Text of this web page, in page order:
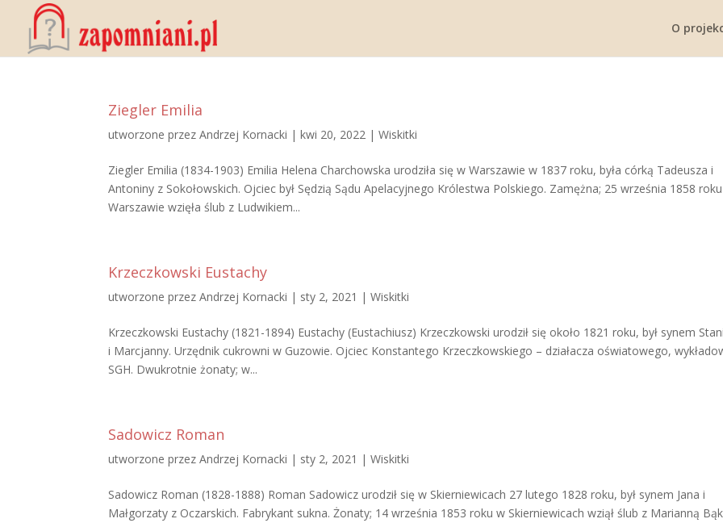
O
Ziegler Emilia
utworzone przezAndrzej Kornacki |kwi 20, 2022 |Wiskitki
Ziegler Emilia (1834-1903) Emilia Helena Charchowska urodziła się w Warszawie w 1837 roku, była córką Tadeusza i
Antoniny z Sokołowskich. Ojciec był Sędzią Sądu Apelacyjnego Królestwa Polskiego. Zamężna; 25 września 1858
Warszawie wzięła ślub z Ludwikiem...
Krzeczkowski Eustachy
utworzone przezAndrzej Kornacki | sty 2, 2021 |Wiskitki
Krzeczkowski Eustachy (1821-1894) Eustachy (Eustachiusz) Krzeczkowski urodził się około 1821 roku, był synem
i Marcjanny. Urzędnik cukrowni w Guzowie. Ojciec Konstantego Krzeczkowskiego – działacza oświatowego,
SGH. Dwukrotnie żonaty; w...
Sadowicz Roman
utworzone przezAndrzej Kornacki | sty 2, 2021 |Wiskitki
Sadowicz Roman (1828-1888) Roman Sadowicz urodził się w Skierniewicach 27 lutego 1828 roku, był synem Jana i
Małgorzaty z Oczarskich. Fabrykant sukna. Żonaty; 14 września 1853 roku w Skierniewicach wziął ślub z Marianną